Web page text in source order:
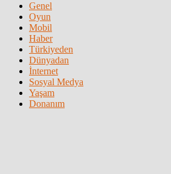
Genel
Oyun
Mobil
Haber
Türkiyeden
Dünyadan
İnternet
Sosyal Medya
Yaşam
Donanım